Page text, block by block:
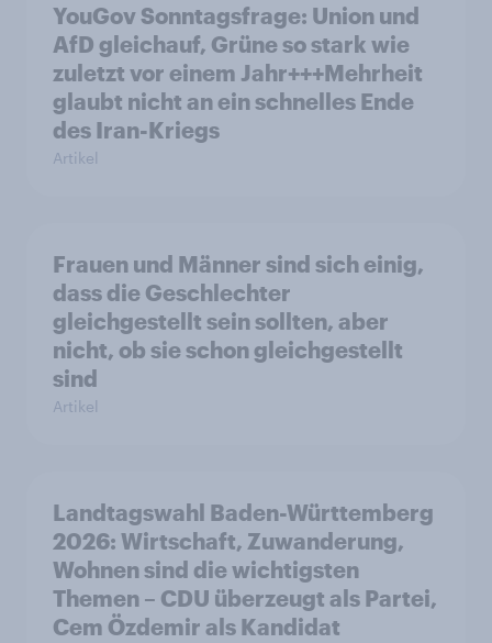
YouGov Sonntagsfrage: Union und
AfD gleichauf, Grüne so stark wie
zuletzt vor einem Jahr+++Mehrheit
glaubt nicht an ein schnelles Ende
des Iran-Kriegs
Artikel
Frauen und Männer sind sich einig,
dass die Geschlechter
gleichgestellt sein sollten, aber
nicht, ob sie schon gleichgestellt
sind
Artikel
Landtagswahl Baden-Württemberg
2026: Wirtschaft, Zuwanderung,
Wohnen sind die wichtigsten
Themen – CDU überzeugt als Partei,
Cem Özdemir als Kandidat